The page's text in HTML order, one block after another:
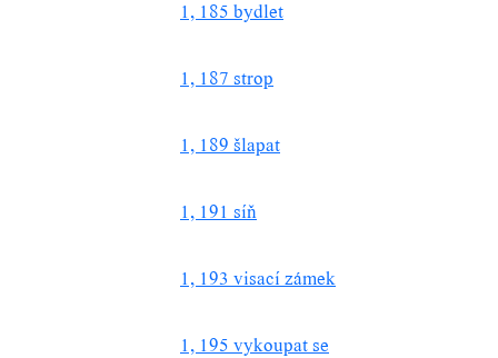
1, 185 bydlet
1, 187 strop
1, 189 šlapat
1, 191 síň
1, 193 visací zámek
1, 195 vykoupat se